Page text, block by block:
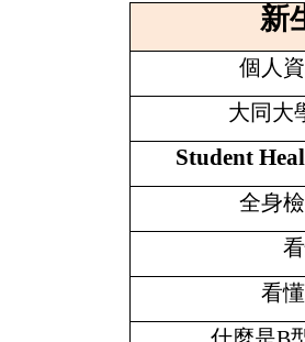
新
個人
大同大
Student
全身
看